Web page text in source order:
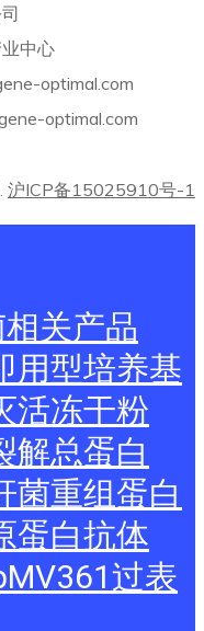
中心
optimal.com
optimal.com
沪ICP备15025910号-1
关产品
用型培养基
活冻干粉
解总蛋白
菌重组蛋白
蛋白抗体
过表